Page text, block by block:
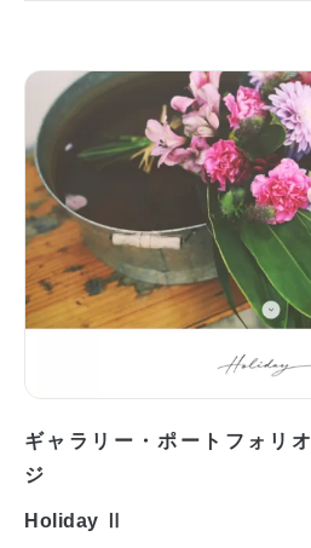
ギャラリー・ポートフォリオ
ジ
Holiday Ⅱ